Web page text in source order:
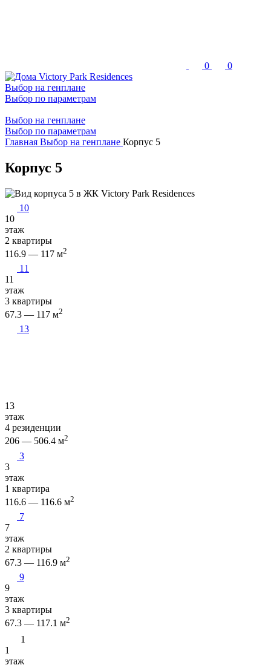
0 0
Выбор на генплане
Выбор по параметрам
Выбор на генплане
Выбор по параметрам
Главная Выбор на генплане Корпус 5
Корпус 5
10
10
этаж
2 квартиры
116.9 — 117 м2
11
11
этаж
3 квартиры
67.3 — 117 м2
13
13
этаж
4 резиденции
206 — 506.4 м2
3
3
этаж
1 квартира
116.6 — 116.6 м2
7
7
этаж
2 квартиры
67.3 — 116.9 м2
9
9
этаж
3 квартиры
67.3 — 117.1 м2
1
1
этаж